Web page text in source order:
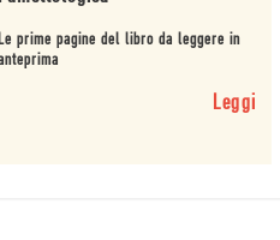
prime pagine del libro da leggere in
Leggi